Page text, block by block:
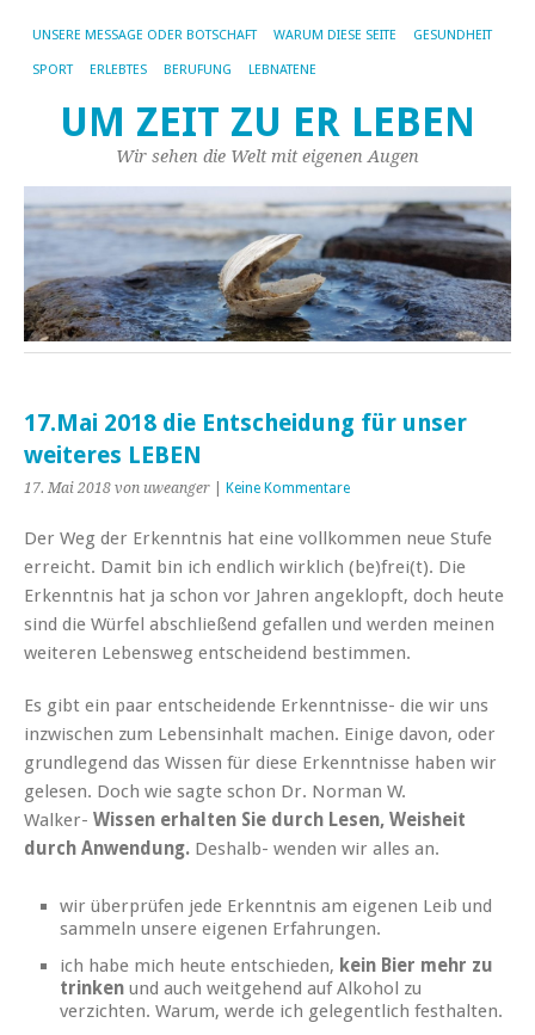
UNSERE MESSAGE ODER BOTSCHAFT WARUM DIESE SEITE GESUNDHEIT
SPORT ERLEBTES BERUFUNG LEBNATENE
UM ZEIT ZU ER LEBEN
Wir sehen die Welt mit eigenen Augen
17.Mai 2018 die Entscheidung für unser
weiteres LEBEN
17. Mai 2018 von uweanger Keine Kommentare
Der Weg der Erkenntnis hat eine vollkommen neue Stufe
erreicht. Damit bin ich endlich wirklich (be)frei(t). Die
Erkenntnis hat ja schon vor Jahren angeklopft, doch heute
sind die Würfel abschließend gefallen und werden meinen
weiteren Lebensweg entscheidend bestimmen.
Es gibt ein paar entscheidende Erkenntnisse- die wir uns
inzwischen zum Lebensinhalt machen. Einige davon, oder
grundlegend das Wissen für diese Erkenntnisse haben wir
gelesen. Doch wie sagte schon Dr. Norman W.
Walker- Wissen erhalten Sie durch Lesen, Weisheit
durch Anwendung. Deshalb- wenden wir alles an.
wir überprüfen jede Erkenntnis am eigenen Leib und
sammeln unsere eigenen Erfahrungen.
ich habe mich heute entschieden, kein Bier mehr zu
trinken und auch weitgehend auf Alkohol zu
verzichten. Warum, werde ich gelegentlich festhalten.